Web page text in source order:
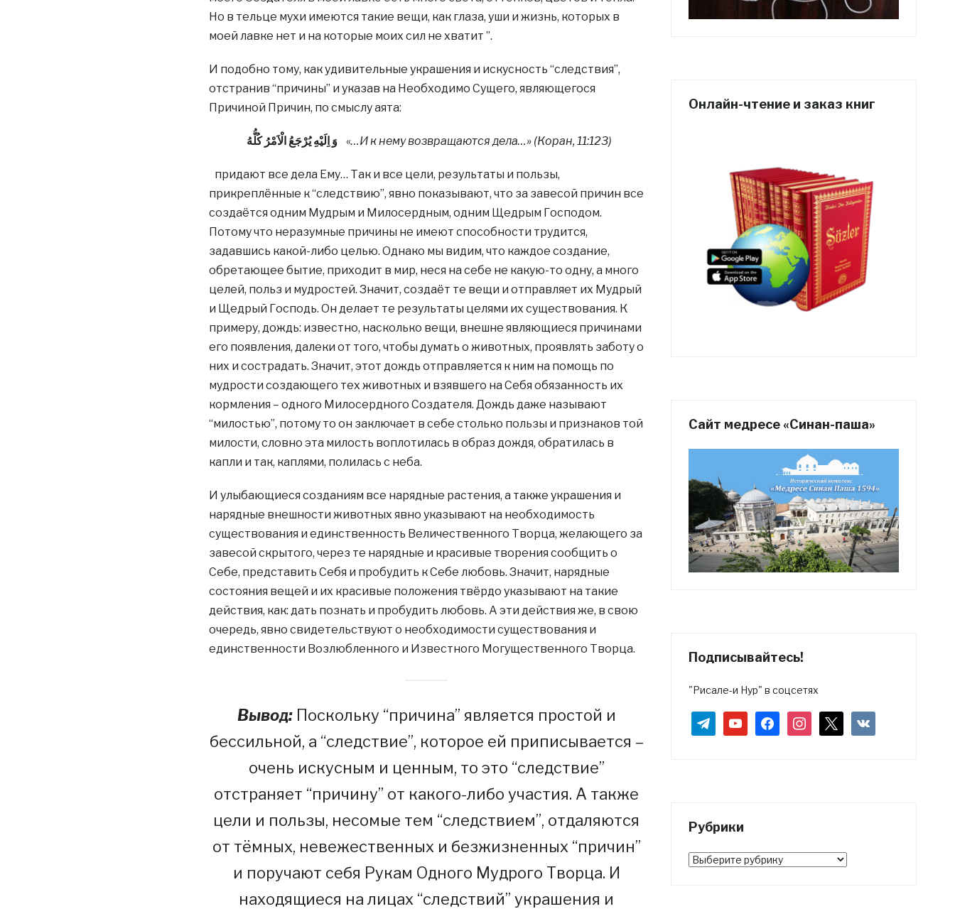
Но в тельце мухи имеются такие вещи, как глаза, уши и жизнь, которых в
моей лавке нет и на которые моих сил не хватит ”.
И подобно тому, как удивительные украшения и искусность “следствия”,
отстранив “причины” и указав на Необходимо Сущего, являющегося
Причиной Причин, по смыслу аята:
وَ اِلَيْهِ يُرْجَعُ الْاَمْرُ كُلُّهُ«…И к нему возвращаются дела…» (Коран, 11:123)
придают все дела Ему… Так и все цели, результаты и пользы,
прикреплённые к “следствию”, явно показывают, что за завесой причин все
создаётся одним Мудрым и Милосердным, одним Щедрым Господом.
Потому что неразумные причины не имеют способности трудится,
задавшись какой-либо целью. Однако мы видим, что каждое создание,
обретающее бытие, приходит в мир, неся на себе не какую-то одну, а много
целей, польз и мудростей. Значит, создаёт те вещи и отправляет их Мудрый
и Щедрый Господь. Он делает те результаты целями их существования. К
примеру, дождь: известно, насколько вещи, внешне являющиеся причинами
его появления, далеки от того, чтобы думать о животных, проявлять заботу о
них и сострадать. Значит, этот дождь отправляется к ним на помощь по
мудрости создающего тех животных и взявшего на Себя обязанность их
кормления – одного Милосердного Создателя. Дождь даже называют
“милостью”, потому то он заключает в себе столько пользы и признаков той
милости, словно эта милость воплотилась в образ дождя, обратилась в
капли и так, каплями, полилась с неба.
И улыбающиеся созданиям все нарядные растения, а также украшения и
нарядные внешности животных явно указывают на необходимость
существования и единственность Величественного Творца, желающего за
завесой скрытого, через те нарядные и красивые творения сообщить о
Себе, представить Себя и пробудить к Себе любовь. Значит, нарядные
состояния вещей и их красивые положения твёрдо указывают на такие
действия, как: дать познать и пробудить любовь. А эти действия же, в свою
очередь, явно свидетельствуют о необходимости существования и
единственности Возлюбленного и Известного Могущественного Творца.
Вывод: Поскольку “причина” является простой и
бессильной, а “следствие”, которое ей приписывается –
очень искусным и ценным, то это “следствие”
отстраняет “причину” от какого-либо участия. А также
цели и пользы, несомые тем “следствием”, отдаляются
от тёмных, невежественных и безжизненных “причин”
и поручают себя Рукам Одного Мудрого Творца. И
находящиеся на лицах “следствий” украшения и
Онлайн-чтение и заказ книг
Сайт медресе «Синан-паша»
Подписывайтесь!
"Рисале-и Нур" в соцсетях
telegramyoutubefacebookinstagram vkontakte
Рубрики
Рубрики